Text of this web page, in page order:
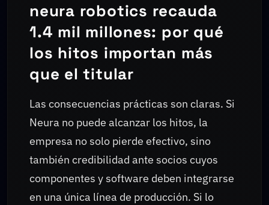
neura robotics recauda
1.4 mil millones: por qué
los hitos importan más
que el titular
Las consecuencias prácticas son claras. Si
Neura no puede alcanzar los hitos, la
empresa no solo pierde efectivo, sino
también credibilidad ante socios cuyos
componentes y software deben integrarse
en una única línea de producción. Si lo